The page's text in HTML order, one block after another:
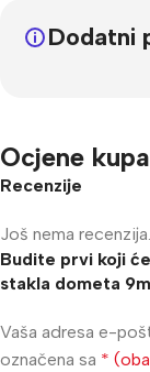
Dodatni
Ocjene
Recenzije
Još nema recenzija.
Budite prvi koji
stakla dometa
Vaša adresa e-
označena sa *